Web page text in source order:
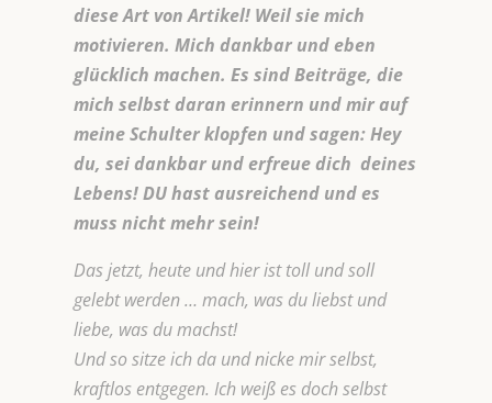
diese Art von Artikel! Weil sie mich
motivieren.Mich dankbar und eben
glücklich machen.Es sind Beiträge, die
mich selbst daran erinnern und mir auf
meine Schulter klopfen und sagen: Hey
du, sei dankbar und erfreue dich deines
Lebens! DU hast ausreichend und es
muss nicht mehr sein!
Das jetzt, heute und hier ist toll und soll
gelebt werden … mach, was du liebst und
liebe, was du machst!
Und so sitze ich da und nicke mir selbst,
kraftlos entgegen. Ich weiß es doch selbst